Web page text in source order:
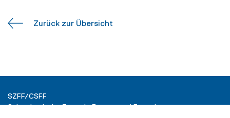
Zurück zur Übersicht
SZFF/CSFF